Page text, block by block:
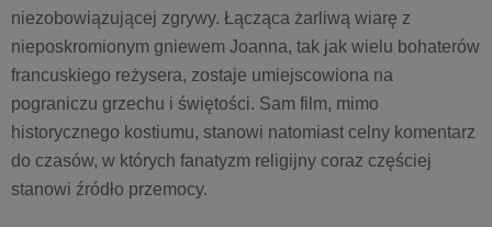
niezobowiązującej zgrywy. Łącząca żarliwą wiarę z
nieposkromionym gniewem Joanna, tak jak wielu bohaterów
francuskiego reżysera, zostaje umiejscowiona na
pograniczu grzechu i świętości. Sam film, mimo
historycznego kostiumu, stanowi natomiast celny komentarz
do czasów, w których fanatyzm religijny coraz częściej
stanowi źródło przemocy.